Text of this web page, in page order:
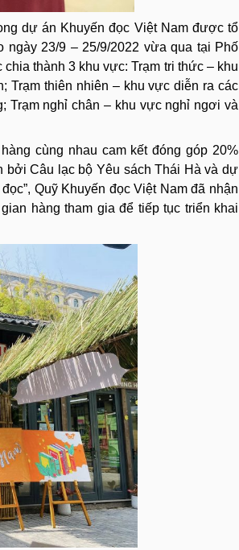
dự án Khuyến đọc Việt Nam được tổ
23/9 – 25/9/2022 vừa qua tại Phố
thành 3 khu vực: Trạm tri thức – khu
Trạm thiên nhiên – khu vực diễn ra các
Trạm nghỉ chân – khu vực nghỉ ngơi và
cùng nhau cam kết đóng góp 20%
bởi Câu lạc bộ Yêu sách Thái Hà và dự
Quỹ Khuyến đọc Việt Nam đã nhận
hàng tham gia để tiếp tục triển khai